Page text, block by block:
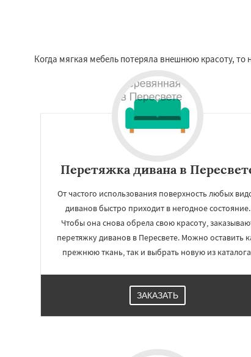
Когда мягкая мебель потеряла внешнюю красоту, то
Перетяжка дивана в
От частого использования поверхность любых
диванов быстро приходит в негодное состояние.
Чтобы она снова обрела свою красоту,
перетяжку диванов в Пересвете. Можно оставить
прежнюю ткань, так и выбрать новую из
ЗАКАЗАТЬ